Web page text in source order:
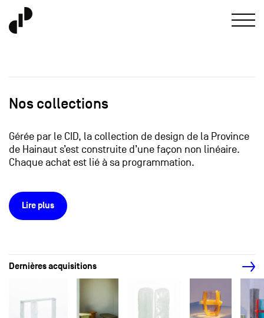
Nos collections
Gérée par le CID, la collection de design de la Province
de Hainaut s’est construite d’une façon non linéaire.
Chaque achat est lié à sa programmation.
Lire plus
Dernières acquisitions